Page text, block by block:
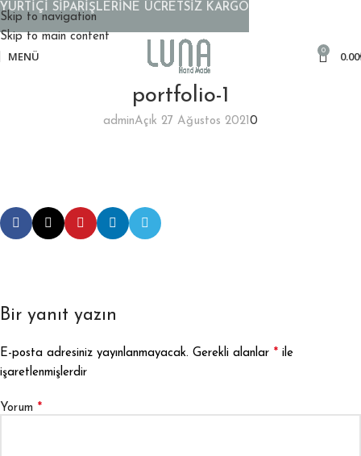
Skip to navigation
Skip to main content
MENÜ 0 0.00
portfolio-1
adminAçık 27 Ağustos 20210
Bir yanıt yazın
E-posta adresiniz yayınlanmayacak. Gerekli alanlar * ile
işaretlenmişlerdir
Yorum *
YURTİÇİ SİPARİŞLERİNE ÜCRETSİZ KARGO